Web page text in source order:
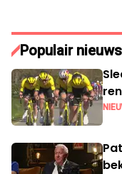
Populair nieuws